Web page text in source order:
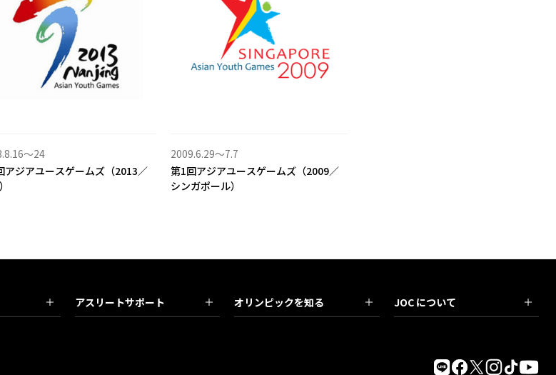
〜24
アジアユースゲームズ（2013／
2009.6.29〜7.7
第1回アジアユースゲームズ（2009／
シンガポール）
アスリートサポート オリンピックを知る JOC について